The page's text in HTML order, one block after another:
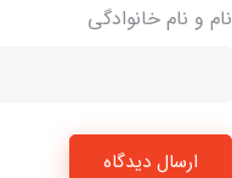
نام و نام خانوادگی
ارسال دیدگاه